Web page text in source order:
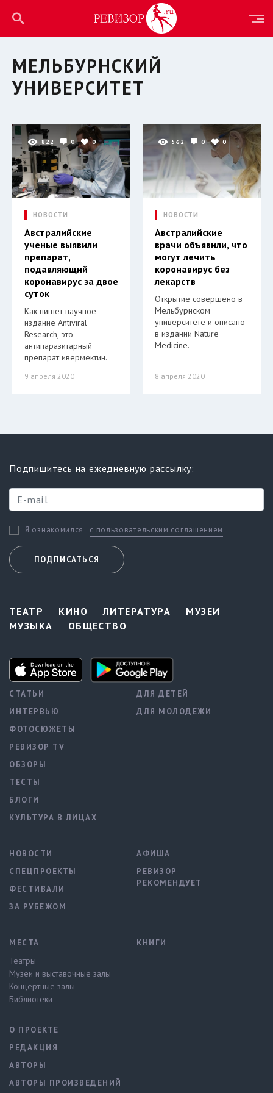
МЕЛЬБУРНСКИЙ
УНИВЕРСИТЕТ
822 0 0
НОВОСТИ
Австралийские
ученые выявили
препарат,
подавляющий
коронавирус за двое
суток
Как пишет научное
издание Antiviral
Research, это
антипаразитарный
препарат ивермектин.
9 апреля 2020
562 0 0
НОВОСТИ
Австралийские
врачи объявили, что
могут лечить
коронавирус без
лекарств
Открытие совершено в
Мельбурнском
университете и описано
в издании Nature
Medicine.
8 апреля 2020
Подпишитесь на ежедневную рассылку:
Я ознакомился с пользовательским соглашением
ПОДПИСАТЬСЯ
ТЕАТР КИНО ЛИТЕРАТУРА
МУЗЕИ
МУЗЫКА
ОБЩЕСТВО
СТАТЬИ
ИНТЕРВЬЮ
ФОТОСЮЖЕТЫ
РЕВИЗОР TV
ОБЗОРЫ
ТЕСТЫ
БЛОГИ
КУЛЬТУРА В ЛИЦАХ
ДЛЯ ДЕТЕЙ
ДЛЯ МОЛОДЕЖИ
НОВОСТИ
СПЕЦПРОЕКТЫ
ФЕСТИВАЛИ
ЗА РУБЕЖОМ
АФИША
РЕВИЗОР
РЕКОМЕНДУЕТ
МЕСТА
Театры
Музеи и выставочные залы
Концертные залы
Библиотеки
КНИГИ
О ПРОЕКТЕ
РЕДАКЦИЯ
АВТОРЫ
АВТОРЫ ПРОИЗВЕДЕНИЙ